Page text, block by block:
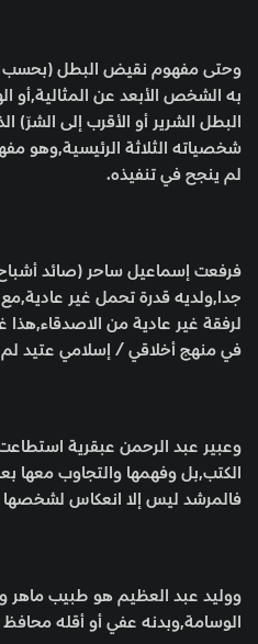
وحتى مفهوم نقيض البطل (بحسب
به الشخص الأبعد عن المثالية,أو
البطل الشرير أو الأقرب إلى الشرّ)
شخصياته الثلاثة الرئيسية,وهو
لم ينجح في تنفيذه.
فرفعت إسماعيل ساحر (صائد
جدا,ولديه قدرة تحمل غير
لرفقة غير عادية من الاصدقاء,هذا
في منهج أخلاقي / إسلامي عتيد لم
وعبير عبد الرحمن عبقرية
الكتب,بل وفهمها والتجاوب معها
فالمرشد ليس إلا انعكاس لشخصها
ووليد عبد العظيم هو طبيب
الوسامة,وبدنه عفي أو أقله